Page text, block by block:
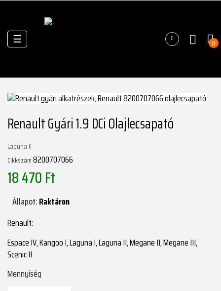
Váltás
a
☰ 0
Renault Gyári 1.9 DCi Olajlecsapató
Laguna II
Cikkszám8200707066
18 470 Ft
Állapot:Raktáron
Renault:
Espace IV, Kangoo I, Laguna I, Laguna II, Megane II, Megane III,
Scenic II
Mennyiség